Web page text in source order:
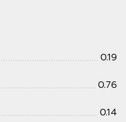
0.19
0.76
0.14